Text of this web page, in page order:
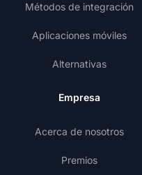
Métodos de integración
Aplicaciones móviles
Alternativas
Empresa
Acerca de nosotros
Premios